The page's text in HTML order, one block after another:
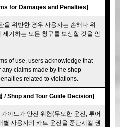
for Damages and Penalties]
을 위반한 경우 사용자는 손해나 위
제기하는 모든 청구를 보상할 것을 인
of use, users acknowledge that
claims made by the shop
related to violations.
/ Shop and Tour Guide Decision]
이드가 안전 위험(무모한 운전, 투어
별 사용자의 카트 운전을 중단시킬 권